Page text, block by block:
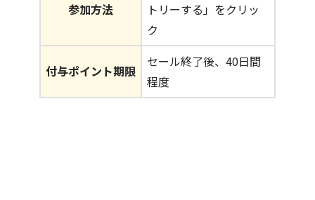
参加方法
トリーする」をクリッ
ク
付与ポイント期限
セール終了後、40日間
程度